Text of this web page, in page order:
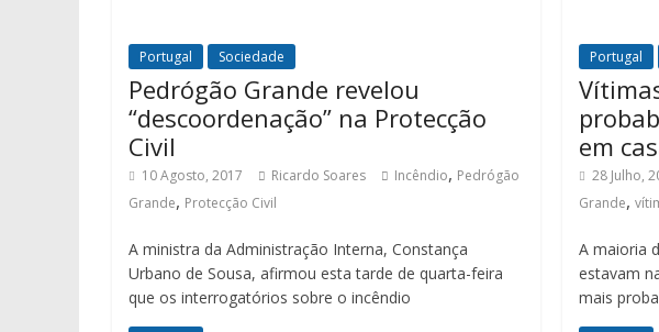
Portugal Sociedade
Pedrógão Grande revelou
“descoordenação” na Protecção
Civil
10 Agosto, 2017 Ricardo Soares Incêndio, Pedrógão
Grande, Protecção Civil
A ministra da Administração Interna, Constança
Urbano de Sousa, afirmou esta tarde de quarta-feira
que os interrogatórios sobre o incêndio
Portugal
em
28 Julho,
Grande,
A maioria
estavam
mais